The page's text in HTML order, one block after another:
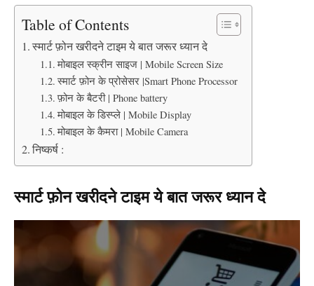
Table of Contents
स्मार्ट फ़ोन खरीदने टाइम ये बात जरूर ध्यान दे
मोबाइल स्क्रीन साइज | Mobile Screen Size
स्मार्ट फ़ोन के प्रोसेसर |Smart Phone Processor
फ़ोन के बैटरी | Phone battery
मोबाइल के डिस्प्ले | Mobile Display
मोबाइल के कैमरा | Mobile Camera
निष्कर्ष :
स्मार्ट फ़ोन खरीदने टाइम ये बात जरूर ध्यान दे